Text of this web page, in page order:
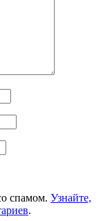
спамом. Узнайте,
.